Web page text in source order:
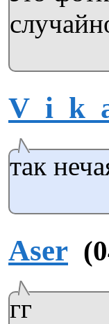
так
Aser
гг